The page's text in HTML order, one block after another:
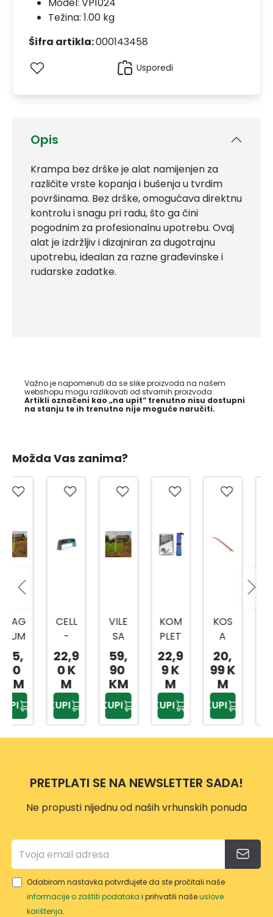
Opis
Krampa bez drške je alat namijenjen za
različite vrste kopanja i bušenja u tvrdim
površinama. Bez drške, omogućava direktnu
kontrolu i snagu pri radu, što ga čini
pogodnim za profesionalnu upotrebu. Ovaj
alat je izdržljiv i dizajniran za dugotrajnu
upotrebu, idealan za razne građevinske i
rudarske zadatke.
Važno je napomenuti da se slike proizvoda na našem
webshopu mogu razlikovati od stvarnih proizvoda.
Artikli označeni kao „na upit“ trenutno nisu dostupni
na stanju te ih trenutno nije moguće naručiti.
Težina: 1.00 kg
Šifra artikla:000143458
Usporedi
Možda Vas zanima?
CELL
OŠTR
ZA
NOŽE
VE,SJ
EKIRE
22,9
KUPI
VILE
TRI
ZUPC
DRŠK
OM
59,
90
KUPI
KOM
OŠTR
ENJE
LANC
MOT
ORN
VP114
22,9
KUPI
KOS
80C
20,
99 K
KUPI
CELL
SJEKI
U600
ERG
O
64,
99 K
KUPI
PRETPLATI SE NA NEWSLETTER SADA!
Ne propusti nijednu od naših vrhunskih ponuda
Odabirom nastavka potvrđujete da ste pročitali naše
informacije o zaštiti podataka i prihvatili našeuslove
korištenja.